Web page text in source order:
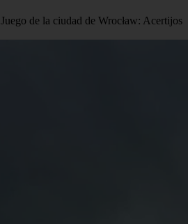
Juego de la ciudad de Wrocław: Acertijos